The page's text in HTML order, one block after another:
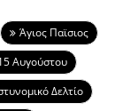
Άγιος Παϊσιος
Αυγούστου
Δελτίο